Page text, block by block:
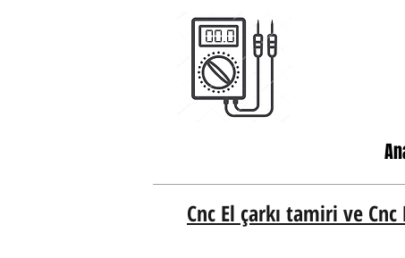
Cnc El çarkı tamiri ve